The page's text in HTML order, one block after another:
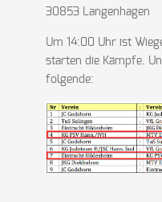
30853 Langenhagen
Um 14:00 Uhr ist
starten die Kämpfe.
folgende: